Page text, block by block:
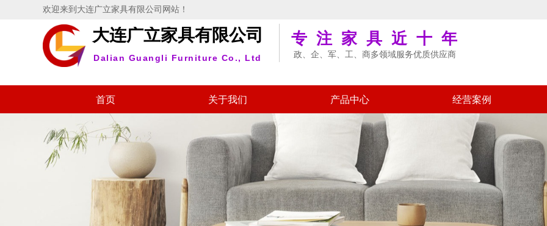
欢迎来到大连广立家具有限公司网站！
首页 关于我们 产品中心 经营案例
专注家具近十年
政、企、军、工、商多领域服务优质供应商
大连广立家具有限公司
Dalian Guangli Furniture Co., Ltd